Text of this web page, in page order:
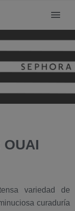
variedad de
curaduría